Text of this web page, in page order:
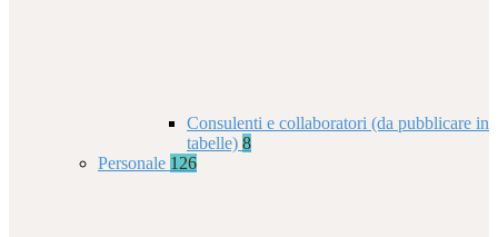
Consulenti e collaboratori (da pubblicare in
tabelle) 8
Personale 126